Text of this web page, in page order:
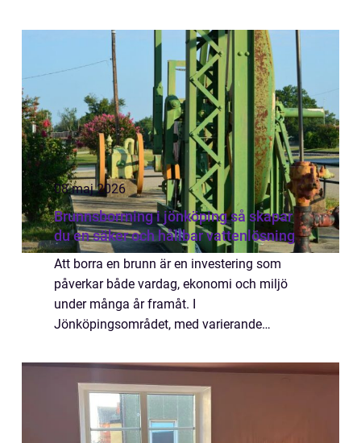
Stockholm planering, kunskap och noggrant
08 maj 2026
Brunnsborrning i jönköping så skapar
du en säker och hållbar vattenlösning
Att borra en brunn är en investering som
påverkar både vardag, ekonomi och miljö
under många år framåt. I
Jönköpingsområdet, med varierande
planering och rätt utförande extra viktigt. En
väl utförd brunn kan ...